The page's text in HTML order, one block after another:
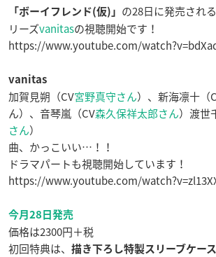
「ボーイフレンド(仮)」 の28日に発売され
リーズvanitasの視聴開始です！
https://www.youtube.com/
vanitas
加賀見朔（CV宮野真守さん）、新海凛十（
ん）、音琴嵐（CV森久保祥太郎さん）渡世
さん）
曲、かっこいい…！！
ドラマパートも視聴開始しています！
https://www.youtube.com/
今月28日発売
価格は2300円＋税
初回特典は、
描き下ろし特製スリーブケース